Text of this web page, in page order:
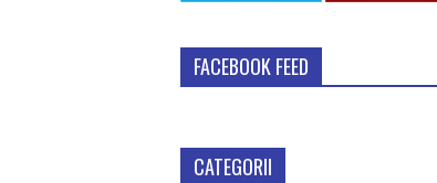
FACEBOOK FEED
CATEGORII